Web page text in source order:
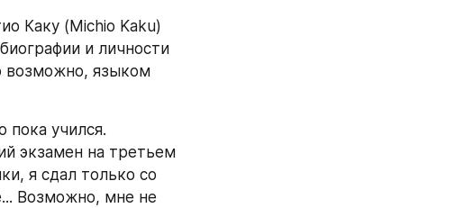
Каку (Michio Kaku)
и личности
возможно, языком
пока учился.
экзамен на третьем
я сдал только со
Возможно, мне не